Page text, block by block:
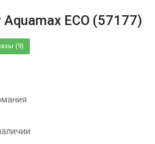
ECO (57177)
(9)